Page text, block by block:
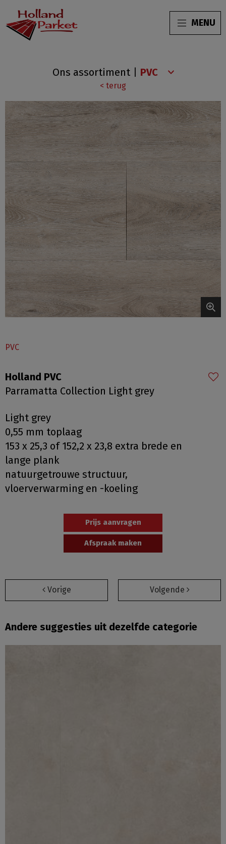
MENU
Parramatta
grey
Ons assortiment
< terug
PVC
Holland PVC
Parramatta Collection Light grey
Light grey
0,55 mm toplaag
153 x 25,3 of 152,2 x 23,8 extra brede en
lange plank
natuurgetrouwe structuur,
vloerverwarming en -koeling
Prijs aanvragen
Afspraak maken
Vorige Volgende
Andere suggesties uit dezelfde categorie